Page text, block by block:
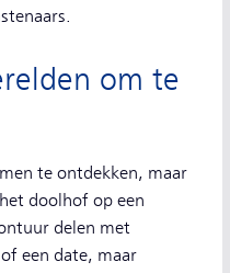
om te
te ontdekken, maar
doolhof op een
delen met
een date, maar